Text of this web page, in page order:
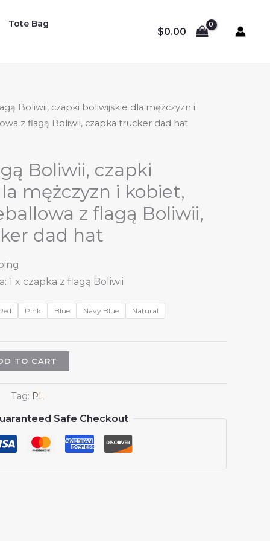
Tote Bag
$0.00
Boliwii, czapki boliwijskie dla mężczyzn i
z flagą Boliwii, czapka trucker dad hat
Boliwii, czapki
mężczyzn i kobiet,
z flagą Boliwii,
dad hat
1 x czapka z flagą Boliwii
Pink Blue Navy Blue Natural
TO CART
Tag: PL
Safe Checkout